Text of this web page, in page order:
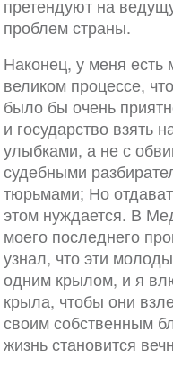
претендуют на
проблем страны.
Наконец, у меня есть
великом процессе,
было бы очень
и государство взять
улыбками, а не с
судебными
тюрьмами; Но
этом нуждается. В
моего последнего
узнал, что эти
одним крылом, и я
крыла, чтобы они
своим собственным
жизнь становится